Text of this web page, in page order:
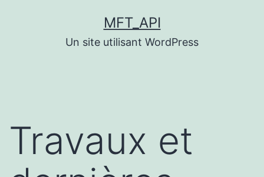
MFT_API
Un site utilisant WordPress
Travaux et